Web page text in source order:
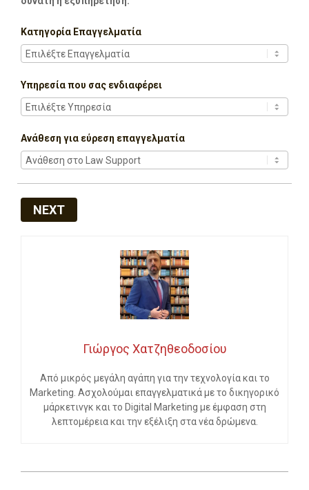
Κατηγορία Επαγγελματία
Υπηρεσία που σας ενδιαφέρει
Ανάθεση για εύρεση επαγγελματία
NEXT
Γιώργος Χατζηθεοδοσίου
Από μικρός μεγάλη αγάπη για την τεχνολογία και το
Marketing. Ασχολούμαι επαγγελματικά με το δικηγορικό
μάρκετινγκ και το Digital Marketing με έμφαση στη
λεπτομέρεια και την εξέλιξη στα νέα δρώμενα.